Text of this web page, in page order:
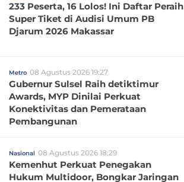
233 Peserta, 16 Lolos! Ini Daftar Peraih
Super Tiket di Audisi Umum PB
Djarum 2026 Makassar
Metro 08 Agustus 2026 19:27
Gubernur Sulsel Raih detiktimur
Awards, MYP Dinilai Perkuat
Konektivitas dan Pemerataan
Pembangunan
Nasional 08 Agustus 2026 18:29
Kemenhut Perkuat Penegakan
Hukum Multidoor, Bongkar Jaringan